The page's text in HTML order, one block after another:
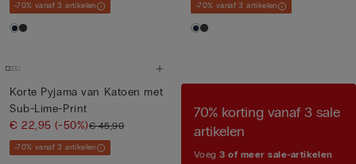
-70% vanaf 3 artikelen -70% vanaf 3 artikelen
Korte Pyjama van Katoen met
Sub-Lime-Print
€ 22,95(-50%)€ 45,90
-70% vanaf 3 artikelen
70% korting vanaf 3 sale
artikelen
Voeg3 of meer sale-artikelen